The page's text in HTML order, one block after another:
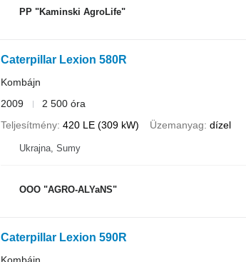
PP "Kaminski AgroLife"
Caterpillar Lexion 580R
Kombájn
2009
2 500 óra
Teljesítmény 420 LE (309 kW) Üzemanyag dízel
Ukrajna, Sumy
OOO "AGRO-ALYaNS"
Caterpillar Lexion 590R